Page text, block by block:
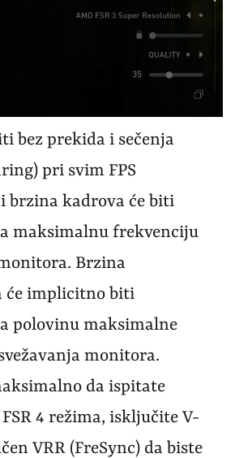
bez prekida i sečenja
pri svim FPS
brzina kadrova će biti
maksimalnu frekvenciju
Brzina
će implicitno biti
polovinu maksimalne
monitora.
da ispitate
4 režima, isključite V-
VRR (FreSync) da biste